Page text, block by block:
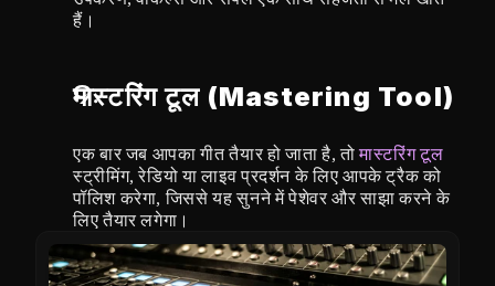
हैं।
मास्टरिंग टूल (Mastering Tool)
एक बार जब आपका गीत तैयार हो जाता है, तो मास्टरिंग टूल
स्ट्रीमिंग, रेडियो या लाइव प्रदर्शन के लिए आपके ट्रैक को
पॉलिश करेगा, जिससे यह सुनने में पेशेवर और साझा करने के
लिए तैयार लगेगा।